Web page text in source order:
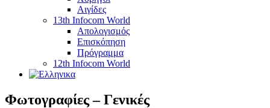
Αιγίδες
13th Infocom World
Απολογισμός
Επισκόπηση
Πρόγραμμα
12th Infocom World
Φωτογραφίες – Γενικές